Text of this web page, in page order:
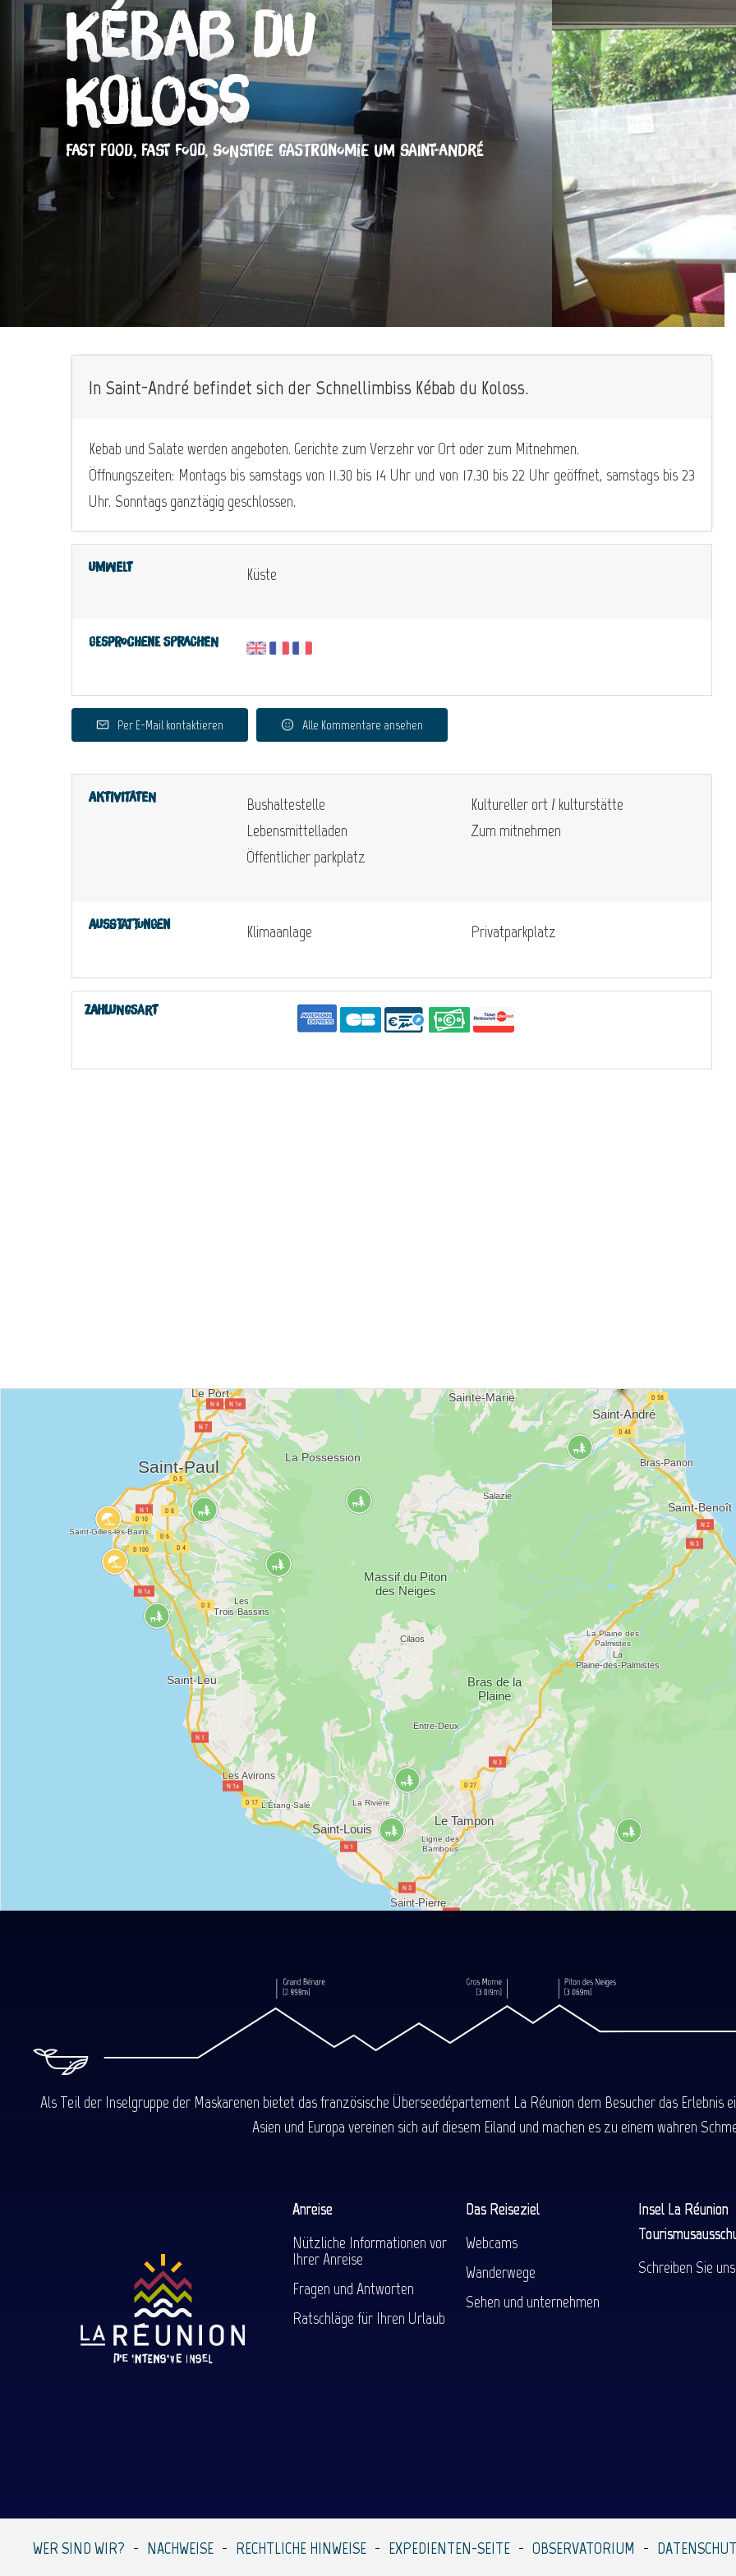
Kébab du
Koloss
FAST FOOD, FAST FOOD, SONSTIGE GASTRONOMIE UM SAINT-ANDRÉ
In Saint-André befindet sich der Schnellimbiss Kébab du Koloss.
Kebab und Salate werden angeboten. Gerichte zum Verzehr vor Ort oder zum Mitnehmen.
Öffnungszeiten: Montags bis samstags von 11.30 bis 14 Uhr und von 17.30 bis 22 Uhr geöffnet, samstags bis 23
Uhr. Sonntags ganztägig geschlossen.
Umwelt Küste
Gesprochene Sprachen
Per E-Mail kontaktieren Alle Kommentare ansehen
Aktivitäten
Bushaltestelle
Lebensmittelladen
Öffentlicher parkplatz
Kultureller ort / kulturstätte
Zum mitnehmen
Ausstattungen Klimaanlage Privatparkplatz
Zahlungsart
Als Teil der Inselgruppe der Maskarenen bietet das französische Überseedépartement La Réunion dem Besucher das Erlebnis
Asien und Europa vereinen sich auf diesem Eiland und machen es zu einem wahren
Anreise
Nützliche Informationen vor
Ihrer Anreise
Fragen und Antworten
Ratschläge für Ihren Urlaub
Das Reiseziel
Webcams
Wanderwege
Sehen und unternehmen
Insel La Réunion
Schreiben Sie uns
WER SIND WIR? NACHWEISE RECHTLICHE HINWEISE EXPEDIENTEN-SEITE OBSERVATORIUM